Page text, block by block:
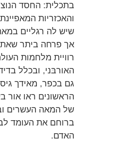
בתכלית: החסד
והאכזריות
שיש לה רגליים
אך פרחה ביתר
רוויית מלחמות
האורבּני, ובכלל
גם בכפר, מאידך
הראשונים ראו אור
של המאה העשרים
ברוחם את העומד
האדם.